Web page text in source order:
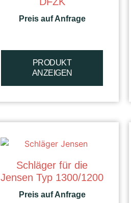
Preis auf Anfrage
PRODUKT
ANZEIGEN
Schläger für die
Jensen Typ 1300/1200
Preis auf Anfrage